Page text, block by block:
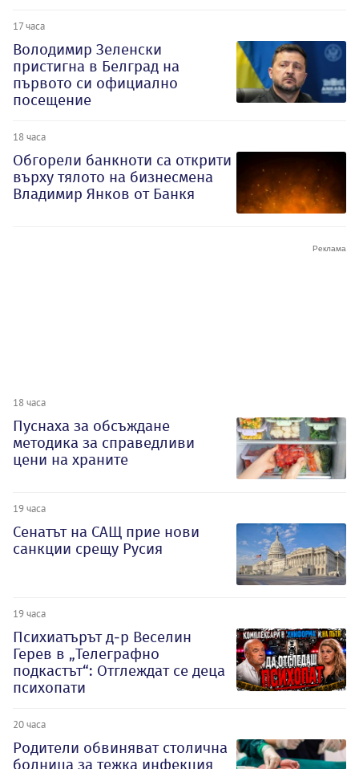
17 часа
Володимир Зеленски
пристигна в Белград на
първото си официално
посещение
18 часа
Обгорели банкноти са открити
върху тялото на бизнесмена
Владимир Янков от Банкя
18 часа
Пуснаха за обсъждане
методика за справедливи
цени на храните
19 часа
Сенатът на САЩ прие нови
санкции срещу Русия
19 часа
Психиатърът д-р Веселин
Герев в „Телеграфно
подкастът“: Отглеждат се деца
психопати
20 часа
Родители обвиняват столична
болница за тежка инфекция